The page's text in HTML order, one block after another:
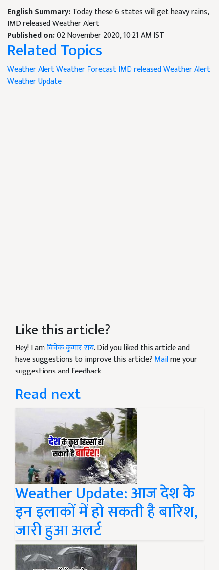
English Summary:Today these 6 states will get heavy rains,
IMD released Weather Alert
Published on:02 November 2020, 10:21 AM IST
Related Topics
Weather AlertWeather ForecastIMD released Weather Alert
Weather Update
Like this article?
Hey! I amविवेक कुमार राय. Did you liked this article and
have suggestions to improve this article? Mailme your
suggestions and feedback.
Read next
Weather Update: आज देश के
इन इलाकों में हो सकती है बारिश,
जारी हुआ अलर्ट